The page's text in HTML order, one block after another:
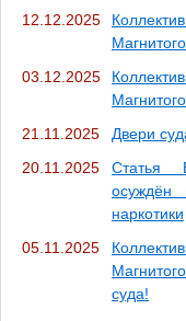
12.12.2025
03.12.2025
21.11.2025
Двери
20.11.2025
Статья
осуждён
наркотики
05.11.2025
суда!